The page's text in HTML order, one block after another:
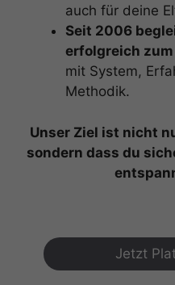
auch für deine
Seit 2006
erfolgreich
mit System,
Methodik.
Unser Ziel ist nicht
sondern dass du
Jetzt